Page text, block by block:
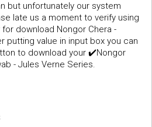
but unfortunately our system
late us a moment to verify using
download Nongor Chera -
putting value in input box you can
to download your ✔️Nongor
- Jules Verne Series.